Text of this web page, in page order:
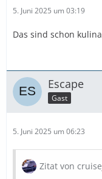
5. Juni 2025 um 03:19
Das sind schon
Escape
Gast
5. Juni 2025 um 06:23
Zitat von